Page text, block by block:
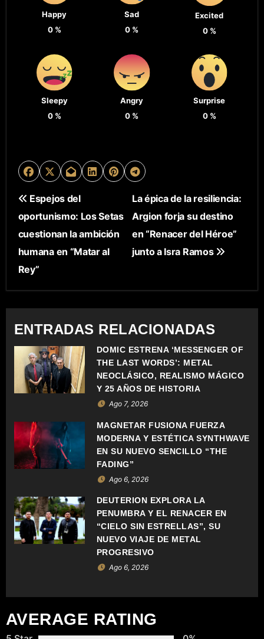
Happy
0%
Sad
0 %
Excited
0%
Sleepy
0%
Angry
0 %
Surprise
0%
N
A
V
E
G
A
C
I
Ó
N
D
E
E
N
T
D
Espejos del
oportunismo: Los Setas
cuestionan la ambición
humana en “Matar al
Rey”
La épica de la resiliencia:
Argion forja su destino
en “Renacer del Héroe”
junto a Isra Ramos
ENTRADAS RELACIONADAS
DOMIC ESTRENA ‘MESSENGER OF
THE LAST WORDS’: METAL
NEOCLÁSICO, REALISMO MÁGICO
Y 25 AÑOS DE HISTORIA
Ago 7, 2026
MAGNETAR FUSIONA FUERZA
MODERNA Y ESTÉTICA SYNTHWAVE
EN SU NUEVO SENCILLO “THE
FADING”
Ago 6, 2026
DEUTERION EXPLORA LA
PENUMBRA Y EL RENACER EN
“CIELO SIN ESTRELLAS”, SU
NUEVO VIAJE DE METAL
PROGRESIVO
Ago 6, 2026
AVERAGE RATING